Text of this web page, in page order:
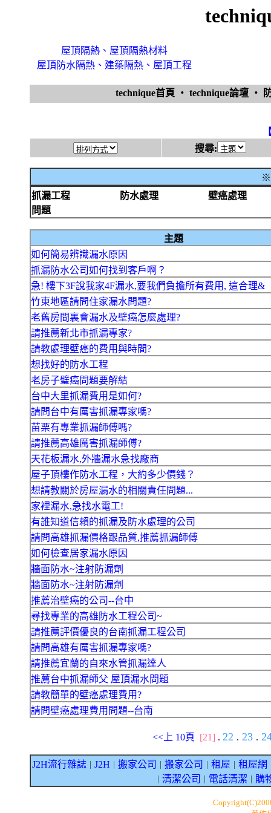
屋頂隔熱、屋頂隔熱材料
屋頂防水隔熱、建築隔熱、屋頂工程
technique首頁 ‧ technique論壇 ‧
搜尋:
※
抓漏工程
防水處理
壁癌處理
問題
主題
如何簡易辨識漏水原因
抓漏防水公司如何找到客戶啊？
急! 樓下3F說我家4F漏水,要我們負擔所有費用, 這合理&
竹東地區請問住家漏水問題?
老舊房間裏會漏水及壁癌怎麼處理?
請推薦新北市抓漏專家?
請教處理壁癌的費用與時間?
想找好的防水工程
老房子璧癌問題要解結
台中大里抓漏費用是如何?
請問台中有厲害抓漏專家嗎?
苗栗有專業抓漏師傅嗎?
請推薦高雄厲害抓漏師傅?
天花板漏水,外牆漏水急找廠商
屋子頂樓作防水工程，大約多少價錢？
想請教關於房屋漏水的相關責任問題...
家裡漏水,急找水電工!
有誰知道信賴的抓漏及防水處理的公司
請問高雄抓漏價格跟品質,推薦抓漏師傅
如何檢查居家漏水原因
牆面防水~注射防漏劑
牆面防水~注射防漏劑
推薦治壁癌的公司--台中
尋找專業的高雄防水工程公司~
請推薦評價優良的台南抓漏工程公司
請問高雄有厲害抓漏專家嗎?
請推薦宜蘭的自來水管抓漏達人
推薦台中抓漏師父 屋頂漏水問題
請教簡單的壁癌處理費用?
請問壁癌處理費用問題--台南
<<上 10頁 [21] . 22 . 23 .
J2H流行雜誌 J2H 搬家公司 搬家公司 租屋 租屋網
清潔公司 電話清潔 購